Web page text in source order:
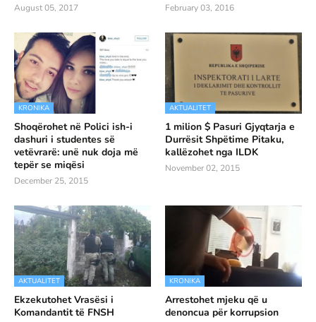
August 05, 2017 February 03, 2016
KRONIKA
Shoqërohet në Polici ish-i
dashuri i studentes së
vetëvrarë: unë nuk doja më
tepër se miqësi
December 25, 2015
AKTUALITET
1 milion $ Pasuri Gjyqtarja e
Durrësit Shpëtime Pitaku,
kallëzohet nga ILDK
November 02, 2015
AKTUALITET
Ekzekutohet Vrasësi i
Komandantit të FNSH
KRONIKA
Arrestohet mjeku që u
denoncua për korrupsion